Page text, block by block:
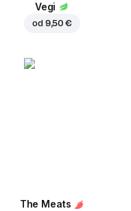
Vegi
od 9,50 €
The Meats